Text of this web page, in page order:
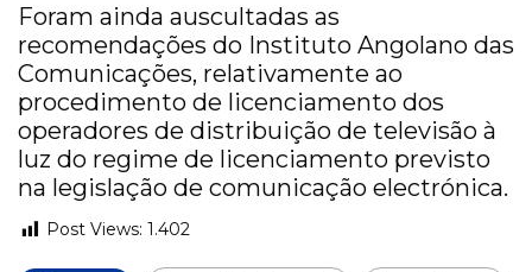
Foram ainda auscultadas as
recomendações do Instituto Angolano das
Comunicações, relativamente ao
procedimento de licenciamento dos
operadores de distribuição de televisão à
luz do regime de licenciamento previsto
na legislação de comunicação electrónica.
Post Views: 1.402